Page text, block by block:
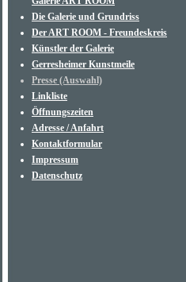
Die Galerie und Grundriss
Der ART ROOM - Freundeskreis
Künstler der Galerie
Gerresheimer Kunstmeile
Presse (Auswahl)
Linkliste
Öffnungszeiten
Adresse / Anfahrt
Kontaktformular
Impressum
Datenschutz